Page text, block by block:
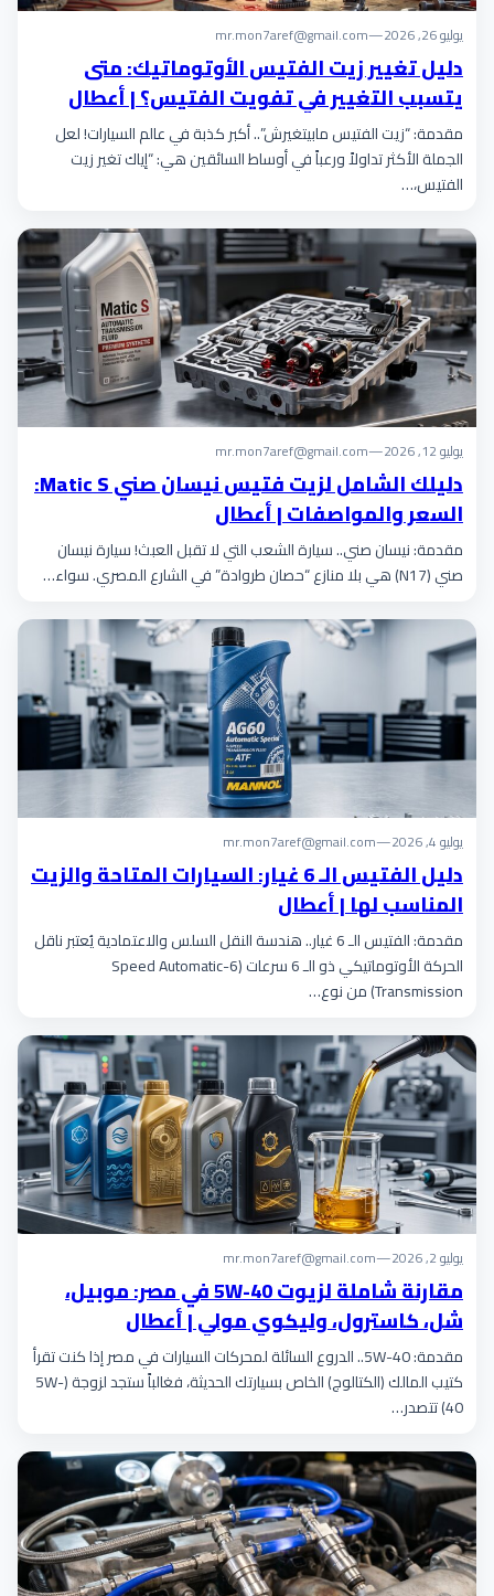
يوليو 26, 2026 —
mr.mon7aref@gmail.com
دليل تغيير زيت الفتيس الأوتوماتيك: متى
يتسبب التغيير في تفويت الفتيس؟ | أعطال
مقدمة: “زيت الفتيس مابيتغيرش”.. أكبر كذبة في عالم السيارات! لعل
الجملة الأكثر تداولاً ورعباً في أوساط السائقين هي: “إياك تغير زيت
الفتيس،…
يوليو 12, 2026 —
mr.mon7aref@gmail.com
دليلك الشامل لزيت فتيس نيسان صني Matic S:
السعر والمواصفات | أعطال
مقدمة: نيسان صني.. سيارة الشعب التي لا تقبل العبث! سيارة نيسان
صني (N17) هي بلا منازع “حصان طروادة” في الشارع المصري. سواء…
يوليو 4, 2026 —
mr.mon7aref@gmail.com
دليل الفتيس الـ 6 غيار: السيارات المتاحة والزيت
المناسب لها | أعطال
مقدمة: الفتيس الـ 6 غيار.. هندسة النقل السلس والاعتمادية يُعتبر ناقل
الحركة الأوتوماتيكي ذو الـ 6 سرعات (6-Speed Automatic
Transmission) من نوع…
يوليو 2, 2026 —
mr.mon7aref@gmail.com
مقارنة شاملة لزيوت 5W-40 في مصر: موبيل،
شل، كاسترول، وليكوي مولي | أعطال
مقدمة: 5W-40.. الدروع السائلة لمحركات السيارات في مصر إذا كنت تقرأ
كتيب المالك (الكتالوج) الخاص بسيارتك الحديثة، فغالباً ستجد لزوجة (5W-
40) تتصدر…